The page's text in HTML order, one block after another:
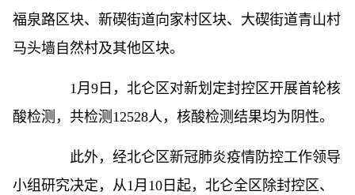
福泉路区块、新碶街道向家村区块、大碶街道青山村
马头墙自然村及其他区块。
1月9日，北仑区对新划定封控区开展首轮核
酸检测，共检测12528人，核酸检测结果均为阴性。
此外，经北仑区新冠肺炎疫情防控工作领导
小组研究决定，从1月10日起，北仑全区除封控区、